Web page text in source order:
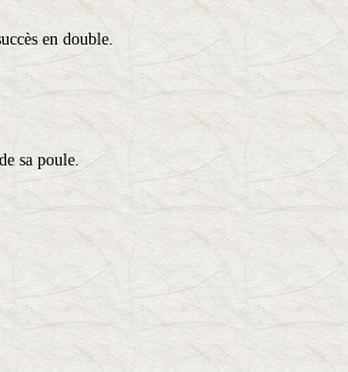
en double.
sa poule.